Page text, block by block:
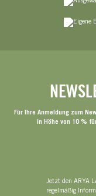
Für Ihre Anmeldung zum
in Höhe von 10 %
Jetzt den ARYA
regelmäßig